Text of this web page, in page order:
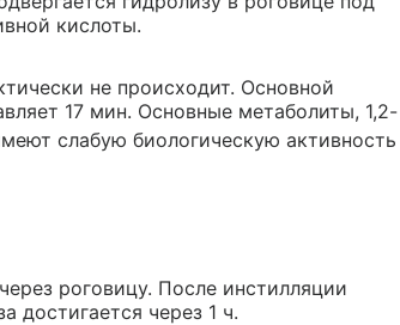
кислоты.
не происходит. Основной
17 мин. Основные метаболиты, 1,2-
слабую биологическую активность
роговицу. После инстилляции
достигается через 1 ч.